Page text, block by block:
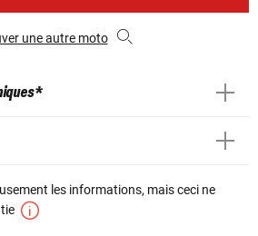
une autre moto
*
les informations, mais ceci ne